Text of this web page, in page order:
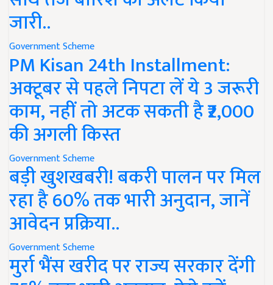
जारी..
Government Scheme
PM Kisan 24th Installment:
अक्टूबर से पहले निपटा लें ये 3 जरूरी
काम, नहीं तो अटक सकती है ₹2,000
की अगली किस्त
Government Scheme
बड़ी खुशखबरी! बकरी पालन पर मिल
रहा है 60% तक भारी अनुदान, जानें
आवेदन प्रक्रिया..
Government Scheme
मुर्रा भैंस खरीद पर राज्य सरकार देंगी